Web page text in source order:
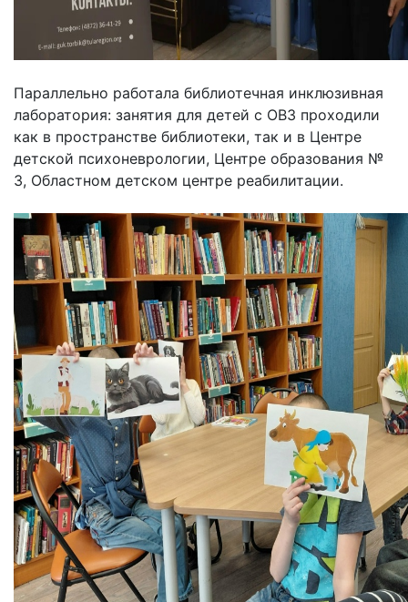
Параллельно работала библиотечная инклюзивная
лаборатория: занятия для детей с ОВЗ проходили
как в пространстве библиотеки, так и в Центре
детской психоневрологии, Центре образования №
3, Областном детском центре реабилитации.